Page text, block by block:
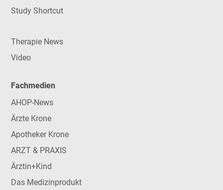
Study Shortcut
Therapie News
Video
Fachmedien
AHOP-News
Ärzte Krone
Apotheker Krone
ARZT & PRAXIS
Ärztin+Kind
Das Medizinprodukt